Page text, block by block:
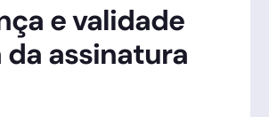
e validade
assinatura